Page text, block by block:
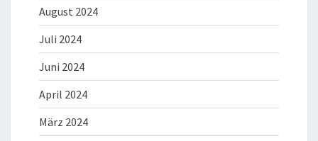
August 2024
Juli 2024
Juni 2024
April 2024
März 2024